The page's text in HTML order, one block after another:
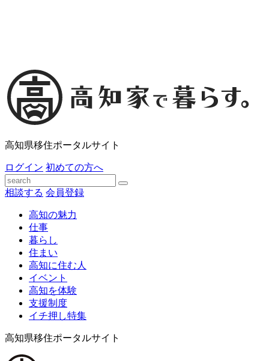
高知県移住ポータルサイト
ログイン 初めての方へ
相談する 会員登録
高知の魅力
仕事
暮らし
住まい
高知に住む人
イベント
高知を体験
支援制度
イチ押し特集
高知県移住ポータルサイト